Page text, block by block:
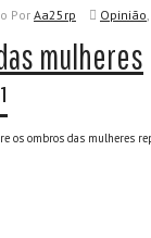
Por Aa25rp Opinião,
mulheres
os ombros das mulheres